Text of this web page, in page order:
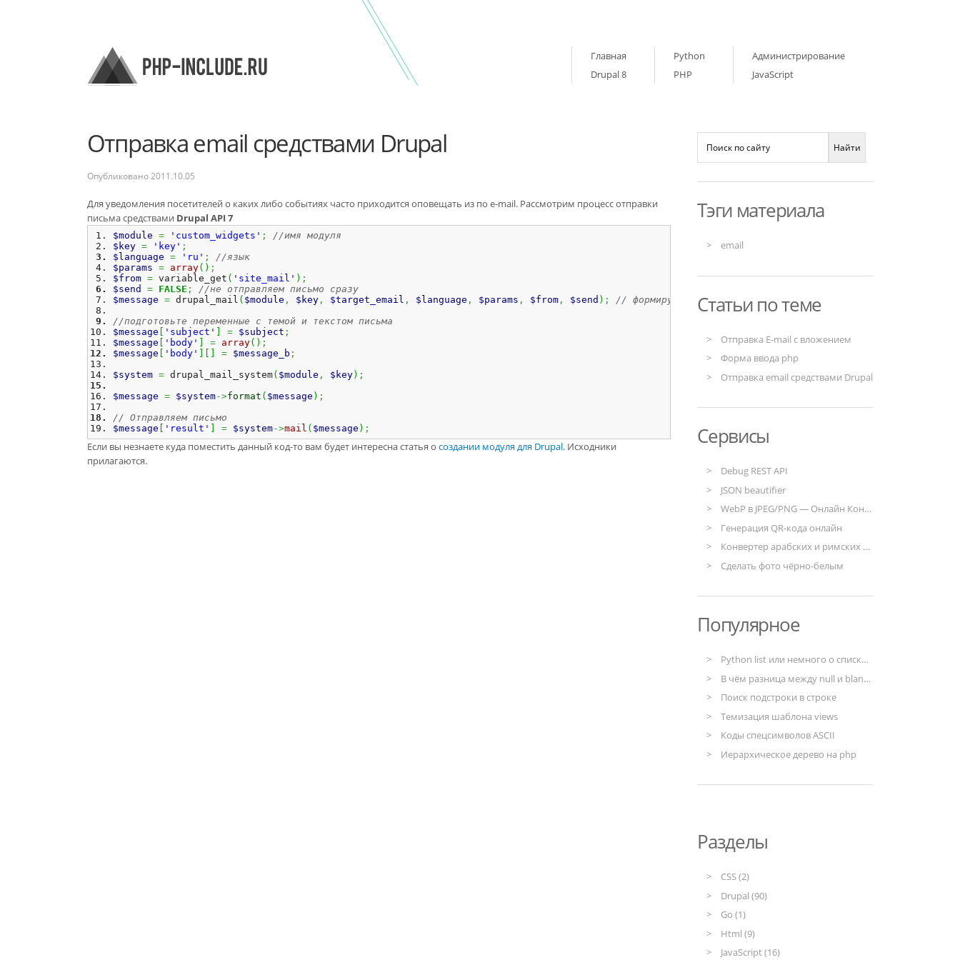
Главная
Drupal 8
Python
PHP
Администрирование
JavaScript
Отправка email средствами Drupal
Опубликовано 2011.10.05
Для уведомления посетителей о каких либо событиях часто приходится оповещать из по e-mail. Рассмотрим процесс отправки
письма средствами Drupal API 7
$module = 'custom_widgets' ;
//имя модуля
$key = 'key' ;
$language = 'ru' ;
//язык
$params = array( ) ;
$from = variable_get ( 'site_mail' ) ;
$send
= FALSE ;
//не отправляем письмо сразу
$message = drupal_mail ( $module , $key , $target_email , $language , $params , $from , $send ) ;
// формируем сообщение
//подготовьте переменные с темой и текстом письма
$message
'subject' = $subject ;
$message
'body' = array( ) ;
$message
'body' = $message_b ;
$system = drupal_mail_system( $module , $key) ;
$message = $system->format ( $message ) ;
// Отправляем письмо
$message
'result' = $system->mail ( $message ) ;
Если вы незнаете куда поместить данный код-то вам будет интересна статья о создании модуля для Drupal. Исходники
прилагаются.
Тэги материала
email
Статьи по теме
Отправка E-mail с вложением
Форма ввода php
Отправка email средствами Drupal
Сервисы
Debug REST API
JSON beautifier
WebP в JPEG/PNG — Онлайн Конвертер
Генерация QR-кода онлайн
Конвертер арабских и римских чисел
Сделать фото чёрно-белым
Популярное
Python list или немного о списках в Python
В чём разница между null и blank в моделях django
Поиск подстроки в строке
Темизация шаблона views
Коды спецсимволов ASCII
Иерархическое дерево на php
Разделы
CSS (2)
Drupal (90)
Go (1)
Html (9)
JavaScript (16)